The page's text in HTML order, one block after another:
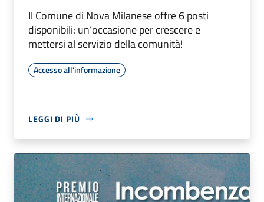
Il Comune di Nova Milanese offre 6 posti
disponibili: un’occasione per crescere e
mettersi al servizio della comunità!
Accesso all'informazione
LEGGI DI PIÙ